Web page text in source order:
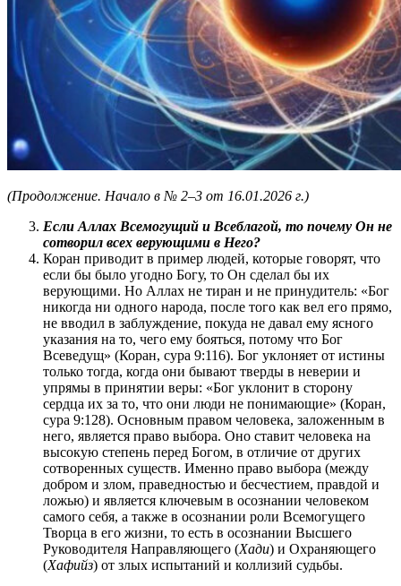
(Продолжение. Начало в № 2–3 от 16.01.2026 г.)
Если Аллах Всемогущий и Всеблагой, то почему Он не
сотворил всех верующими в Него?
Коран приводит в пример людей, которые говорят, что
если бы было угодно Богу, то Он сделал бы их
верующими. Но Аллах не тиран и не принудитель: «Бог
никогда ни одного народа, после того как вел его прямо,
не вводил в заблуждение, покуда не давал ему ясного
указания на то, чего ему бояться, потому что Бог
Всеведущ» (Коран, сура 9:116). Бог уклоняет от истины
только тогда, когда они бывают тверды в неверии и
упрямы в принятии веры: «Бог уклонит в сторону
сердца их за то, что они люди не понимающие» (Коран,
сура 9:128). Основным правом человека, заложенным в
него, является право выбора. Оно ставит человека на
высокую степень перед Богом, в отличие от других
сотворенных существ. Именно право выбора (между
добром и злом, праведностью и бесчестием, правдой и
ложью) и является ключевым в осознании человеком
самого себя, а также в осознании роли Всемогущего
Творца в его жизни, то есть в осознании Высшего
Руководителя Направляющего (Хади) и Охраняющего
(Хафийз) от злых испытаний и коллизий судьбы.